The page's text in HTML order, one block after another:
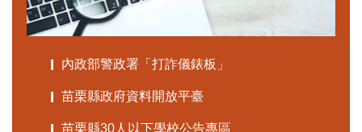
內政部警政署「打詐儀錶板」
苗栗縣政府資料開放平臺
苗栗縣30人以下學校公告專區